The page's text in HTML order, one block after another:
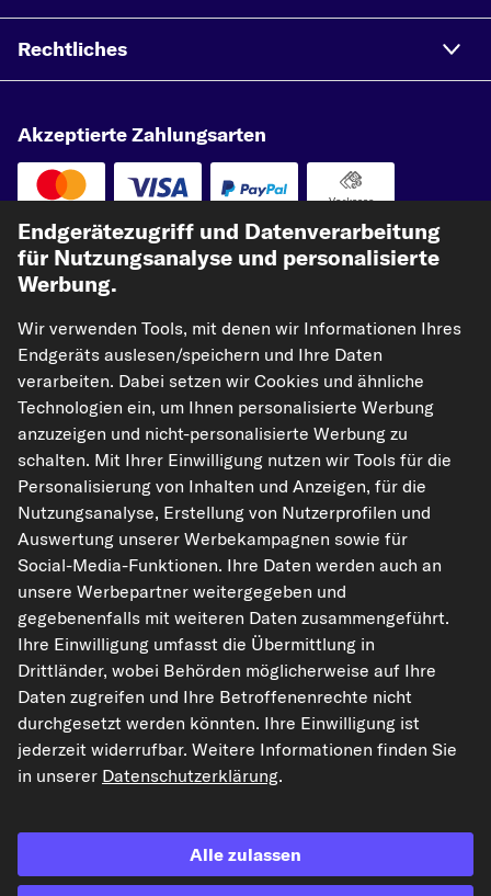
Rechtliches
Akzeptierte Zahlungsarten
Vorkasse
Unsere Versandpartner
kfzteile24.de carpardoo.nl
carpardoo.fr
carpardoo.dk
Die hier dargestellten Daten, insbesondere die gesamte Datenbank, dürfen
nicht vervielfältigt werden. Die Vervielfältigung und Verbreitung der Daten und
der Datenbank ohne vorherige Einwilligung von TecAlliance und/oder die
Einbeziehung Dritter in solche Aktivitäten ist streng verboten. Jegliche
unautorisierte Nutzung von Inhalten stellt eine Verletzung des Urheberrechts
dar und kann rechtliche Schritte nach sich ziehen.
Vertrag widerrufen
Endgerätezugriff und Datenverarbeitung
für Nutzungsanalyse und personalisierte
Werbung.
Wir verwenden Tools, mit denen wir Informationen Ihres
Endgeräts auslesen/speichern und Ihre Daten
verarbeiten. Dabei setzen wir Cookies und ähnliche
Technologien ein, um Ihnen personalisierte Werbung
anzuzeigen und nicht-personalisierte Werbung zu
schalten. Mit Ihrer Einwilligung nutzen wir Tools für die
Personalisierung von Inhalten und Anzeigen, für die
Nutzungsanalyse, Erstellung von Nutzerprofilen und
Auswertung unserer Werbekampagnen sowie für
Social-Media-Funktionen. Ihre Daten werden auch an
unsere Werbepartner weitergegeben und
gegebenenfalls mit weiteren Daten zusammengeführt.
Ihre Einwilligung umfasst die Übermittlung in
Drittländer, wobei Behörden möglicherweise auf Ihre
Daten zugreifen und Ihre Betroffenenrechte nicht
durchgesetzt werden könnten. Ihre Einwilligung ist
jederzeit widerrufbar. Weitere Informationen finden Sie
in unserer Datenschutzerklärung.
Alle zulassen